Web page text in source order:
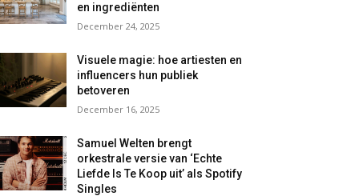
en ingrediënten
December 24, 2025
Visuele magie: hoe artiesten en
influencers hun publiek
betoveren
December 16, 2025
Samuel Welten brengt
orkestrale versie van ‘Echte
Liefde Is Te Koop uit’ als Spotify
Singles